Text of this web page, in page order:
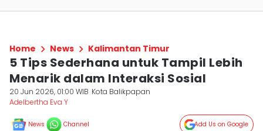
Home News Kalimantan Timur
5 Tips Sederhana untuk Tampil Lebih
Menarik dalam Interaksi Sosial
20 Jun 2026, 01:00 WIB Kota Balikpapan
Adelbertha Eva Y
News Channel Add Us on Google